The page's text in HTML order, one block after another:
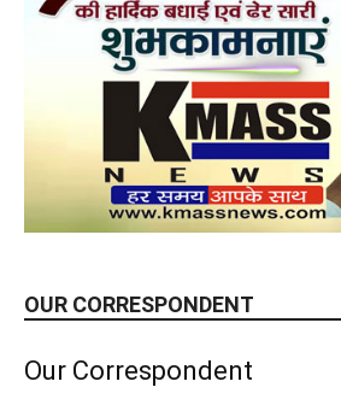
OUR CORRESPONDENT
Our Correspondent